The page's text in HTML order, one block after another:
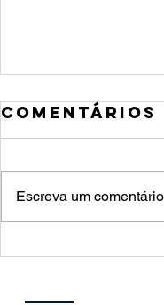
10 dicas
Comentários
Escreva um comentário